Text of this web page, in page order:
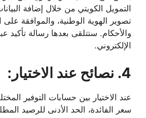
التمويل الكويتي من خلال إضافة
تصوير الهوية الوطنية، والموافقة
والأحكام. ستتلقى بعدها رسالة تأكيد
الإلكتروني.
4. نصائح عند الاختيار:
عند الاختيار بين حسابات التوفير
سعر الفائدة، الحد الأدنى للرصيد